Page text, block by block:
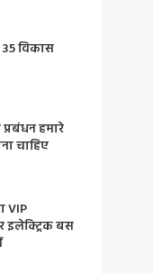
विकास
हमारे
चाहिए
VIP
इलेक्ट्रिक बस